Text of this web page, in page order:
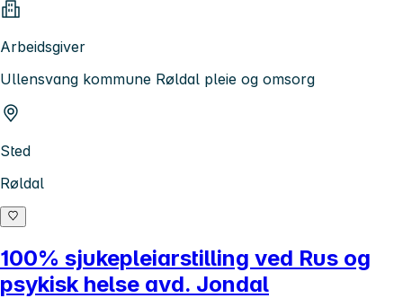
Arbeidsgiver
Ullensvang kommune Røldal pleie og omsorg
Sted
Røldal
100% sjukepleiarstilling ved Rus og
psykisk helse avd. Jondal